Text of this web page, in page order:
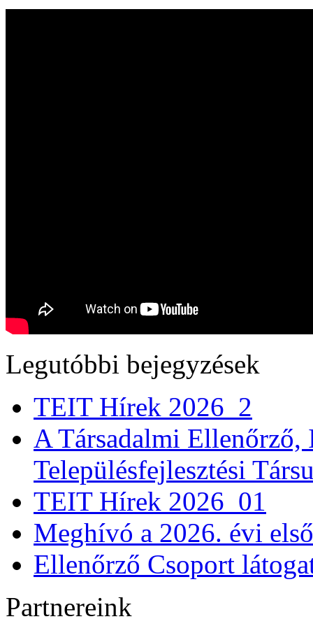
Legutóbbi bejegyzések
TEIT Hírek 2026_2
A Társadalmi Ellenőrző,
Településfejlesztési
TEIT Hírek 2026_01
Meghívó a 2026. évi
Ellenőrző Csoport
Partnereink